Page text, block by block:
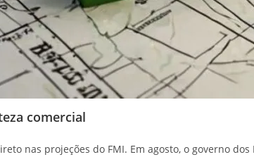
comercial
nas projeções do FMI. Em agosto, o governo